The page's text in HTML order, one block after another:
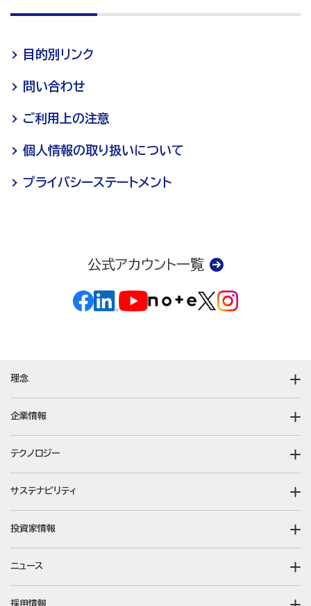
目的別リンク
問い合わせ
ご利用上の注意
個人情報の取り扱いについて
プライバシーステートメント
公式アカウント一覧
理念
企業情報
テクノロジー
サステナビリティ
投資家情報
ニュース
採用情報